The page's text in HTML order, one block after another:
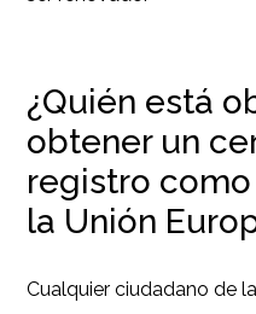
¿Quién está
obtener un
registro
la Unión
Cualquier ciudadano de